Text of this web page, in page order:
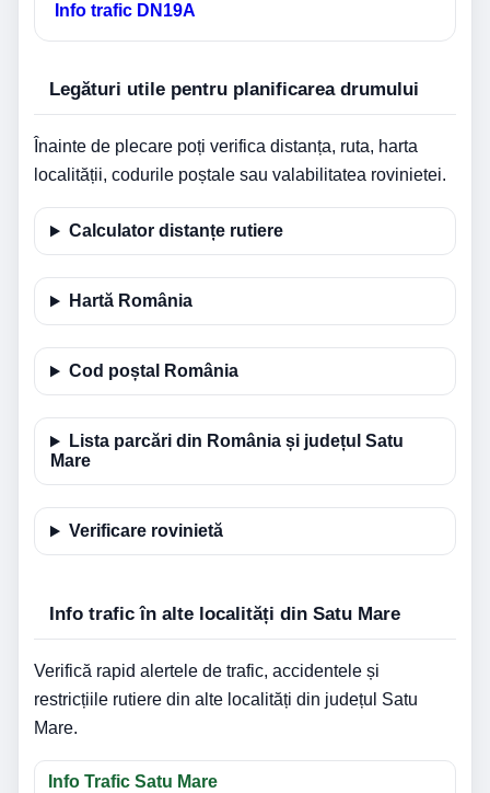
Info trafic DN19A
Legături utile pentru planificarea drumului
Înainte de plecare poți verifica distanța, ruta, harta
localității, codurile poștale sau valabilitatea rovinietei.
Calculator distanțe rutiere
Hartă România
Cod poștal România
Lista parcări din România și județul Satu
Mare
Verificare rovinietă
Info trafic în alte localități din Satu Mare
Verifică rapid alertele de trafic, accidentele și
restricțiile rutiere din alte localități din județul Satu
Mare.
Info Trafic Satu Mare